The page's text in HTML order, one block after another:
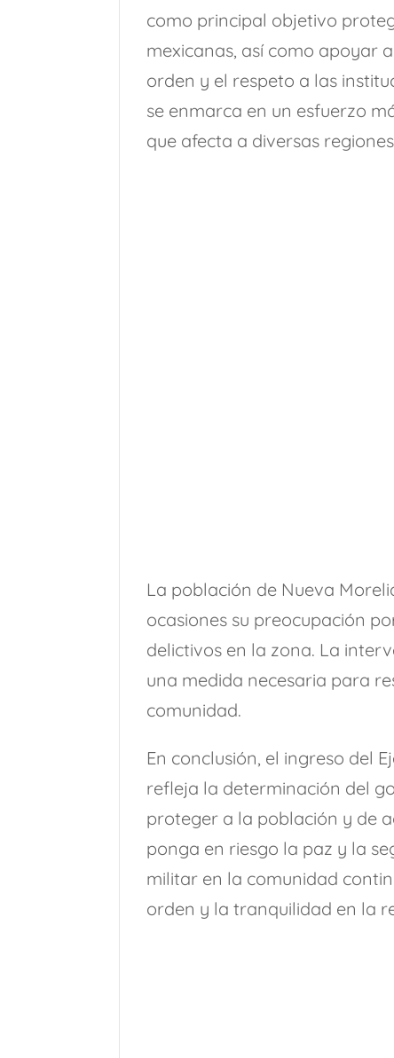
como principal objetivo
mexicanas, así como apoyar
orden y el respeto a las
se enmarca en un esfuerzo
que afecta a diversas
La población de Nueva
ocasiones su preocupación
delictivos en la zona. La
una medida necesaria para
comunidad.
En conclusión, el ingreso del
refleja la determinación del
proteger a la población y de
ponga en riesgo la paz y la
militar en la comunidad
orden y la tranquilidad en la